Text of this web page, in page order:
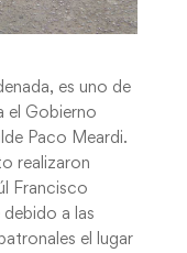
es uno de
el Gobierno
Paco Meardi.
realizaron
Francisco
debido a las
el lugar